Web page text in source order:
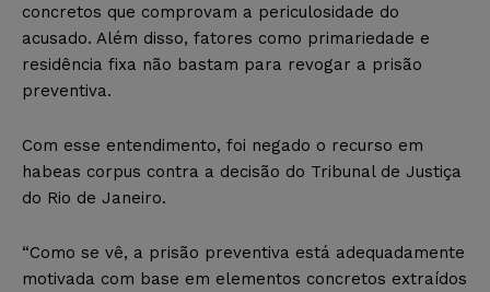
concretos que comprovam a periculosidade do
acusado. Além disso, fatores como primariedade e
residência fixa não bastam para revogar a prisão
preventiva.
Com esse entendimento, foi negado o recurso em
habeas corpus contra a decisão do Tribunal de Justiça
do Rio de Janeiro.
“Como se vê, a prisão preventiva está adequadamente
motivada com base em elementos concretos extraídos